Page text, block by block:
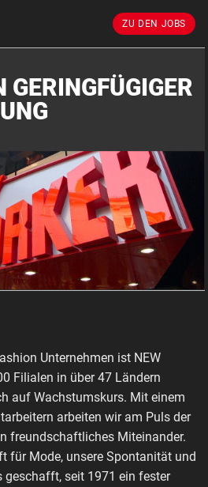
ZU DEN JOBS
Unternehmen ist NEW
Filialen in über 47 Ländern
auf Wachstumskurs. Mit einem
arbeiten wir am Puls der
freundschaftliches Miteinander.
für Mode, unsere Spontanität und
geschafft, seit 1971 ein fester